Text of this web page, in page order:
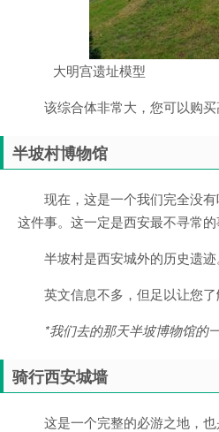
大明宫遗址模型
该综合体非常大，您可以购
半坡村博物馆
现在，这是一个我们完全没
这件事。这一定是西安最不寻常
半坡村是西安城外的历史遗
英文信息不多，但足以让您
*我们去的那天半坡博物馆的
骑行西安城墙
这是一个完整的必游之地，